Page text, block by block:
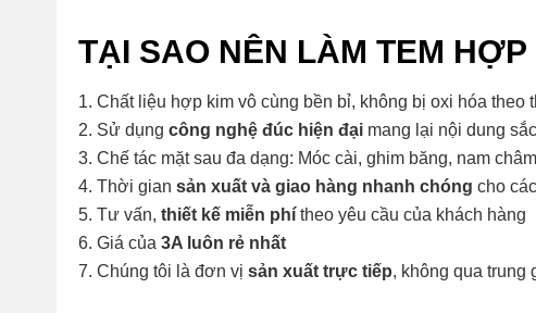
TẠI SAO NÊN LÀM TEM
Chất liệu hợp kim vô cùng bền bỉ, không bị oxi hóa theo
Sử dụng công nghệ đúc hiện đại mang lại nội dung
Chế tác mặt sau đa dạng: Móc cài, ghim băng, nam
Thời gian sản xuất và giao hàng nhanh chóng cho
Tư vấn, thiết kế miễn phí theo yêu cầu của khách hàng
Giá của 3A luôn rẻ nhất
Chúng tôi là đơn vị sản xuất trực tiếp, không qua trung